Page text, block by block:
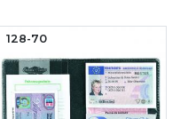
128-70